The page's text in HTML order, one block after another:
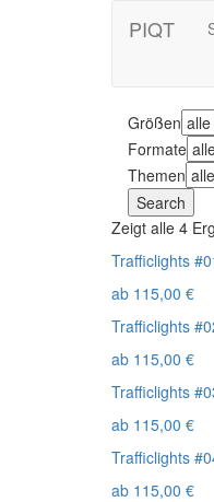
PIQT
Größen
Formate
Themen
Zeigt alle 4
Trafficlights
ab 115,00 €
Trafficlights
ab 115,00 €
Trafficlights
ab 115,00 €
Trafficlights
ab 115,00 €